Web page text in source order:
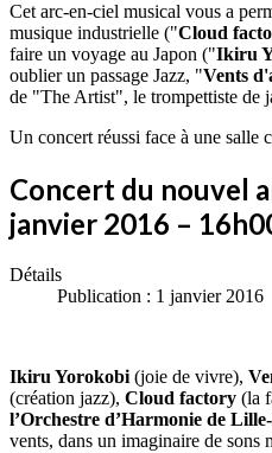
Cet arc-en-ciel musical vous a
musique industrielle ("Cloud
faire un voyage au Japon ("Ikiru
oublier un passage Jazz, "Vents
de "The Artist", le trompettiste de
Un concert réussi face à une salle
Concert du nouvel
janvier 2016 –
Détails
Publication : 1 janvier 2016
Ikiru Yorokobi (joie de vivre),
(création jazz), Cloud factory (la
l’Orchestre d’Harmonie de
vents, dans un imaginaire de sons